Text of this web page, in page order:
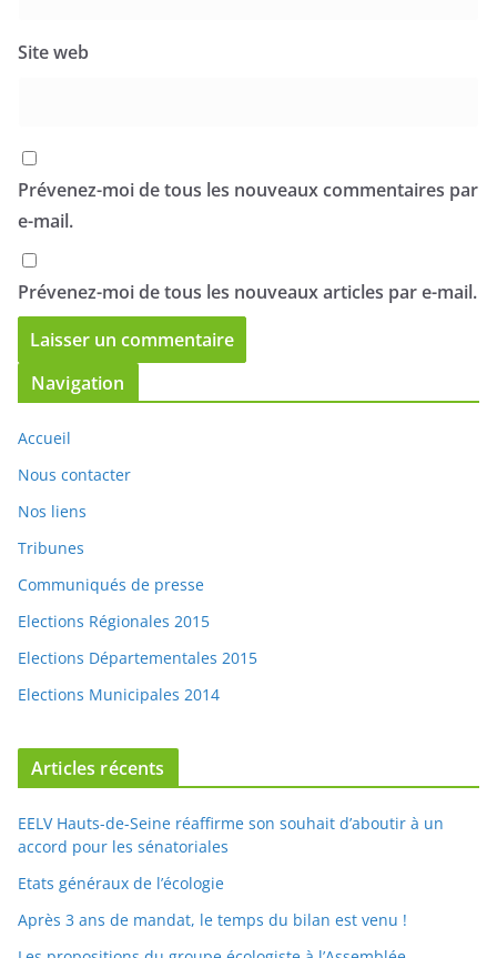
e-mail.
Prévenez-moi de tous les nouveaux articles par e-mail.
Navigation
Accueil
Nous contacter
Nos liens
Tribunes
Communiqués de presse
Elections Régionales 2015
Elections Départementales 2015
Elections Municipales 2014
Articles récents
EELV Hauts-de-Seine réaffirme son souhait d’aboutir à un
accord pour les sénatoriales
Etats généraux de l’écologie